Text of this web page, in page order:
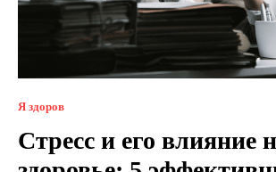
Я здоров
Стресс и его влияние